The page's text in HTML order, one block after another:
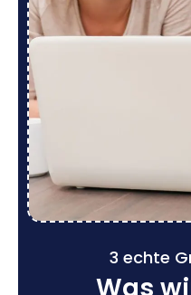
3 echte